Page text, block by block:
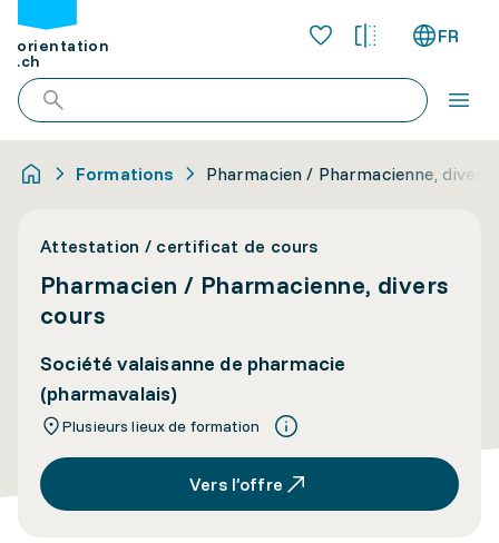
orientation
.ch
FR
Formations Pharmacien / Pharmacienne, divers
Attestation / certificat de cours
Pharmacien / Pharmacienne, divers
cours
Société valaisanne de pharmacie
(pharmavalais)
Plusieurs lieux de formation
Vers l’offre